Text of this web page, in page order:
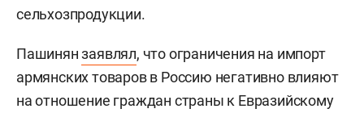
сельхозпродукции.
Пашинянзаявлял, что ограничения на импорт
армянских товаров в Россию негативно влияют
на отношение граждан страны к Евразийскому